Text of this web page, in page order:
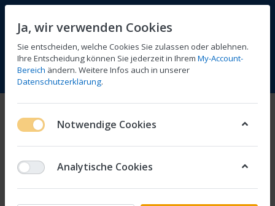
Menü Anmelden Vergleichen Wunschliste
Ja, wir verwenden Cookies
Sie entscheiden, welche Cookies Sie zulassen oder ablehnen.
Ihre Entscheidung können Sie jederzeit in Ihrem My-Account-
Bereich ändern. Weitere Infos auch in unserer
Datenschutzerklärung.
Notwendige Cookies
Analytische Cookies